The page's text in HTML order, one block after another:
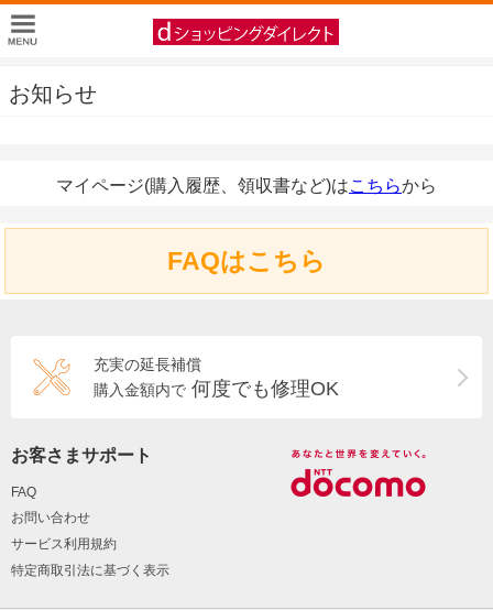
お知らせ
マイページ(購入履歴、領収書など)はこちらから
FAQはこちら
充実の延長補償
購入金額内で 何度でも修理OK
お客さまサポート
FAQ
お問い合わせ
サービス利用規約
特定商取引法に基づく表示